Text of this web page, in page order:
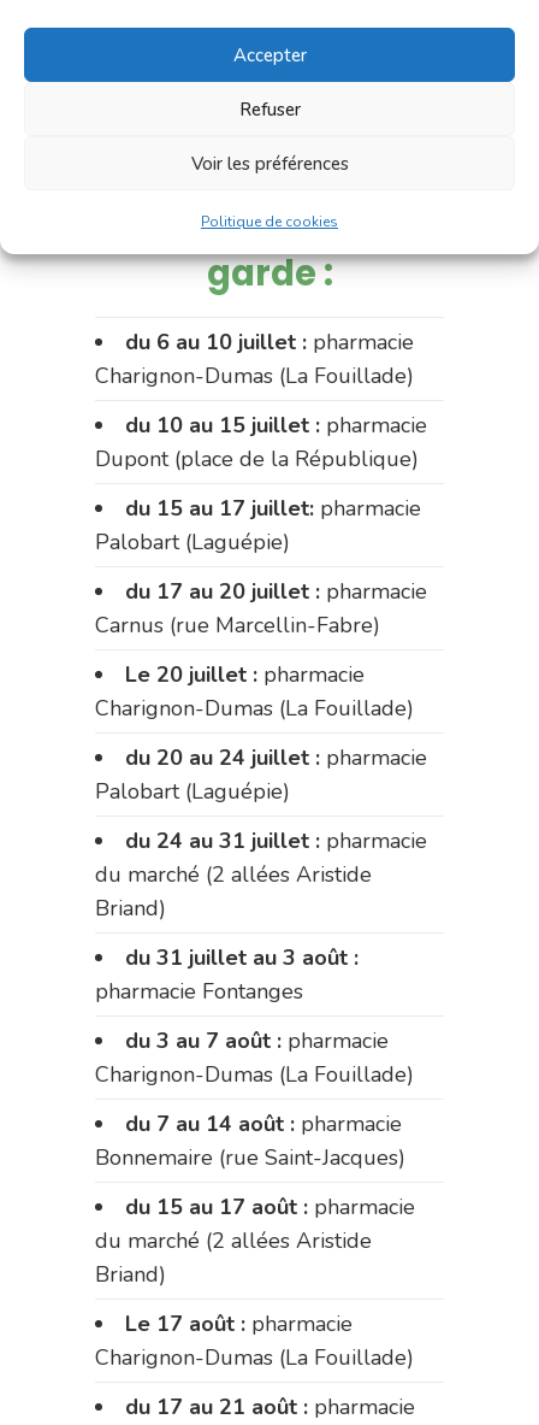
Accepter
Refuser
Voir les préférences
Politique de cookies
Pharmacies de
garde :
du 6 au 10 juillet : pharmacie
Charignon-Dumas (La Fouillade)
du 10 au 15 juillet : pharmacie
Dupont (place de la République)
du 15 au 17 juillet: pharmacie
Palobart (Laguépie)
du 17 au 20 juillet : pharmacie
Carnus (rue Marcellin-Fabre)
Le 20 juillet : pharmacie
Charignon-Dumas (La Fouillade)
du 20 au 24 juillet : pharmacie
Palobart (Laguépie)
du 24 au 31 juillet : pharmacie
du marché (2 allées Aristide
Briand)
du 31 juillet au 3 août :
pharmacie Fontanges
du 3 au 7 août : pharmacie
Charignon-Dumas (La Fouillade)
du 7 au 14 août : pharmacie
Bonnemaire (rue Saint-Jacques)
du 15 au 17 août : pharmacie
du marché (2 allées Aristide
Briand)
Le 17 août : pharmacie
Charignon-Dumas (La Fouillade)
du 17 au 21 août : pharmacie